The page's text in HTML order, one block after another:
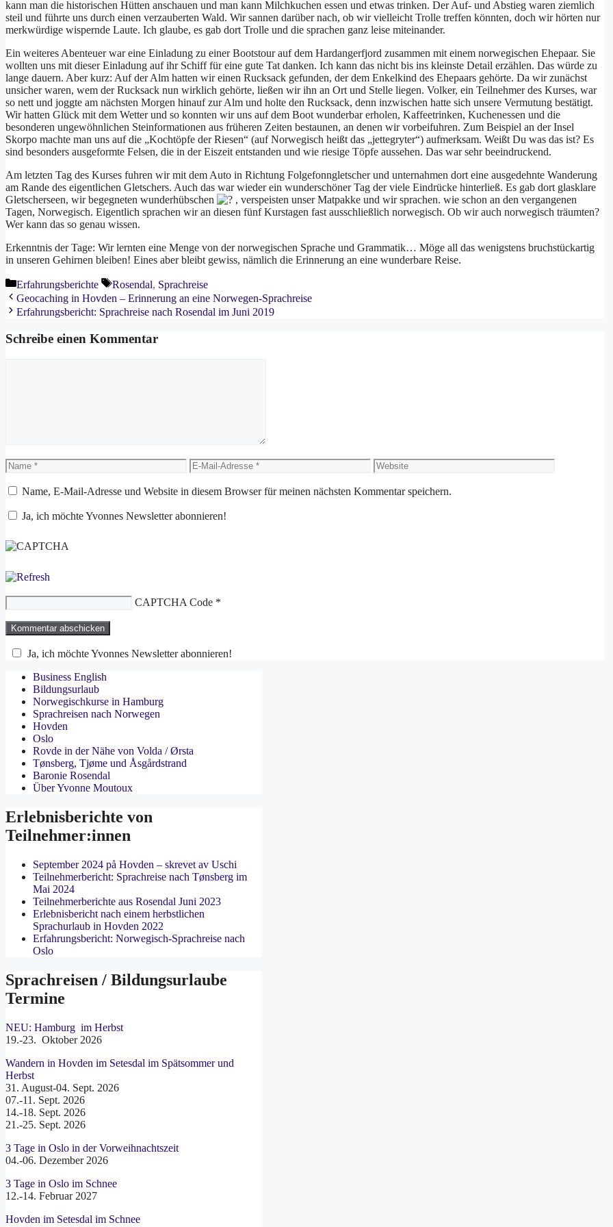
kann man die historischen Hütten anschauen und man kann Milchkuchen essen und etwas trinken. Der Auf- und Abstieg waren ziemlich
steil und führte uns durch einen verzauberten Wald. Wir sannen darüber nach, ob wir vielleicht Trolle treffen könnten, doch wir hörten nur
merkwürdige wispernde Laute. Ich glaube, es gab dort Trolle und die sprachen ganz leise miteinander.
Ein weiteres Abenteuer war eine Einladung zu einer Bootstour auf dem Hardangerfjord zusammen mit einem norwegischen Ehepaar. Sie
wollten uns mit dieser Einladung auf ihr Schiff für eine gute Tat danken. Ich kann das nicht bis ins kleinste Detail erzählen. Das würde zu
lange dauern. Aber kurz: Auf der Alm hatten wir einen Rucksack gefunden, der dem Enkelkind des Ehepaars gehörte. Da wir zunächst
unsicher waren, wem der Rucksack nun wirklich gehörte, ließen wir ihn an Ort und Stelle liegen. Volker, ein Teilnehmer des Kurses, war
so nett und joggte am nächsten Morgen hinauf zur Alm und holte den Rucksack, denn inzwischen hatte sich unsere Vermutung bestätigt.
Wir hatten Glück mit dem Wetter und so konnten wir uns auf dem Boot wunderbar erholen, Kaffeetrinken, Kuchenessen und die
besonderen ungewöhnlichen Steinformationen aus früheren Zeiten bestaunen, an denen wir vorbeifuhren. Zum Beispiel an der Insel
Skorpo machte man uns auf die „Kochtöpfe der Riesen“ (auf Norwegisch heißt das „jettegryter“) aufmerksam. Weißt Du was das ist? Es
sind besonders ausgeformte Felsen, die in der Eiszeit entstanden und wie riesige Töpfe aussehen. Das war sehr beeindruckend.
Am letzten Tag des Kurses fuhren wir mit dem Auto in Richtung Folgefonngletscher und unternahmen dort eine ausgedehnte Wanderung
am Rande des eigentlichen Gletschers. Auch das war wieder ein wunderschöner Tag der viele Eindrücke hinterließ. Es gab dort glasklare
Gletscherseen, wir begegneten wunderhübschen
, verspeisten unser Matpakke und wir sprachen. wie schon an den vergangenen
Tagen, Norwegisch. Eigentlich sprachen wir an diesen fünf Kurstagen fast ausschließlich norwegisch. Ob wir auch norwegisch träumten?
Wer kann das so genau wissen.
Erkenntnis der Tage: Wir lernten eine Menge von der norwegischen Sprache und Grammatik… Möge all das wenigstens bruchstückartig
in unseren Gehirnen bleiben! Eines aber bleibt gewiss, nämlich die Erinnerung an eine wunderbare Reise.
Kategorien
Erfahrungsberichte Schlagwörter
Rosendal, Sprachreise
Geocaching in Hovden – Erinnerung an eine Norwegen-Sprachreise
Erfahrungsbericht: Sprachreise nach Rosendal im Juni 2019
Schreibe einen Kommentar
Name
E-
Mail-
Adresse
Website
Name, E-Mail-Adresse und Website in diesem Browser für meinen nächsten Kommentar speichern.
Ja, ich möchte Yvonnes Newsletter abonnieren!
CAPTCHA Code *
Ja, ich möchte Yvonnes Newsletter abonnieren!
Business English
Bildungsurlaub
Norwegischkurse in Hamburg
Sprachreisen nach Norwegen
Hovden
Oslo
Rovde in der Nähe von Volda / Ørsta
Tønsberg, Tjøme und Åsgårdstrand
Baronie Rosendal
Über Yvonne Moutoux
Erlebnisberichte von
Teilnehmer:innen
September 2024 på Hovden – skrevet av Uschi
Teilnehmerbericht: Sprachreise nach Tønsberg im
Mai 2024
Teilnehmerberichte aus Rosendal Juni 2023
Erlebnisbericht nach einem herbstlichen
Sprachurlaub in Hovden 2022
Erfahrungsbericht: Norwegisch-Sprachreise nach
Oslo
Sprachreisen / Bildungsurlaube
Termine
NEU: Hamburg im Herbst
19.-23. Oktober 2026
Wandern in Hovden im Setesdal im Spätsommer und
Herbst
31. August-04. Sept. 2026
07.-11. Sept. 2026
14.-18. Sept. 2026
21.-25. Sept. 2026
3 Tage in Oslo in der Vorweihnachtszeit
04.-06. Dezember 2026
3 Tage in Oslo im Schnee
12.-14. Februar 2027
Hovden im Setesdal im Schnee